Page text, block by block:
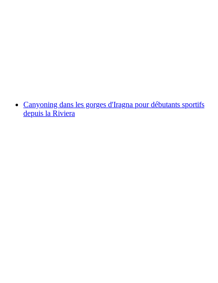
Canyoning dans les gorges d'Iragna pour débutants sportifs
depuis la Riviera